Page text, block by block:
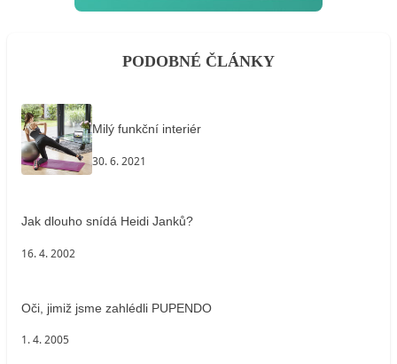
PODOBNÉ ČLÁNKY
Milý funkční interiér
30. 6. 2021
Jak dlouho snídá Heidi Janků?
16. 4. 2002
Oči, jimiž jsme zahlédli PUPENDO
1. 4. 2005